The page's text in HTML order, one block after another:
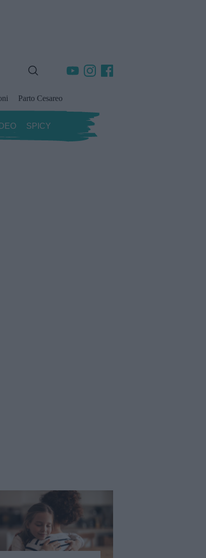
Parto Cesareo
SPICY